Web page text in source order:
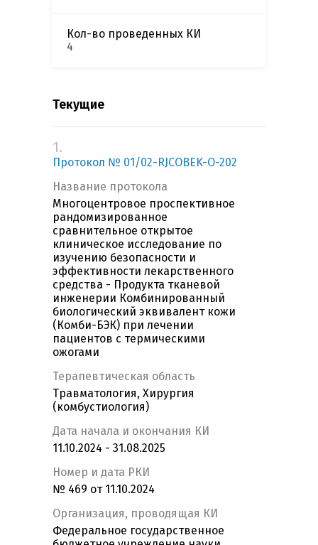
Кол-во проведенных КИ
4
Текущие
1.
Протокол № 01/02-RJCOBEK-О-202
Название протокола
Многоцентровое проспективное
рандомизированное
сравнительное открытое
клиническое исследование по
изучению безопасности и
эффективности лекарственного
средства - Продукта тканевой
инженерии Комбинированный
биологический эквивалент кожи
(Комби-БЭК) при лечении
пациентов с термическими
ожогами
Терапевтическая область
Травматология, Хирургия
(комбустиология)
Дата начала и окончания КИ
11.10.2024 - 31.08.2025
Номер и дата РКИ
№ 469 от 11.10.2024
Организация, проводящая КИ
Федеральное государственное